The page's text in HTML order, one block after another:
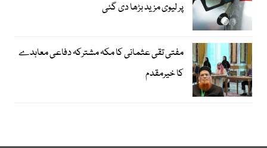
پر لیوی مزید بڑھا دی گئی
مفتی تقی عثمانی کا مکہ مشترکہ دفاعی معاہدے
کا خیرمقدم